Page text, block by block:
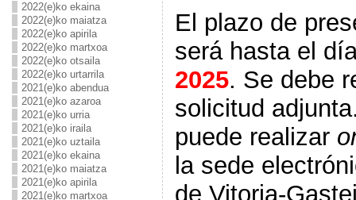
2022(e)ko ekaina
2022(e)ko maiatza
2022(e)ko apirila
2022(e)ko martxoa
2022(e)ko otsaila
2022(e)ko urtarrila
2021(e)ko abendua
2021(e)ko azaroa
2021(e)ko urria
2021(e)ko iraila
2021(e)ko uztaila
2021(e)ko ekaina
2021(e)ko maiatza
2021(e)ko apirila
2021(e)ko martxoa
El plazo de
será hasta el
2025. Se debe
solicitud
puede realizar
la sede
de Vitoria-